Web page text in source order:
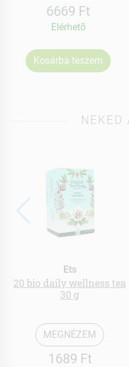
6669 Ft
Elérhetõ
Kosárba teszem
NEKED
Ets
20 bio daily wellness tea
30 g
MEGNÉZEM
1689 Ft